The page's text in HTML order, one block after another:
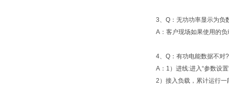
3、Q：无功功率显示为负
A：客户现场如果使用的
4、Q：有功电能数据不对?
A：1）进线:进入“参数设
2）接入负载，累计运行